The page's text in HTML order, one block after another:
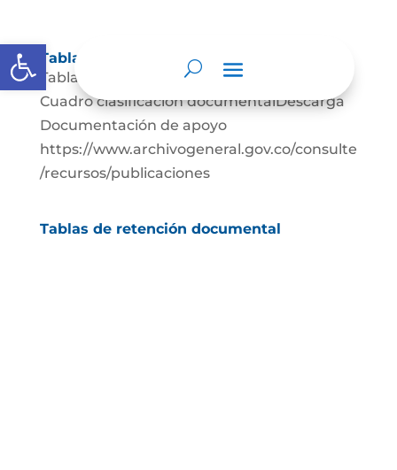
Abrir barra de herramientas
Tablas de retención documental
Tablas de Retención documental Descarga
Cuadro clasificación documentalDescarga
Documentación de apoyo
https://www.archivogeneral.gov.co/consulte
/recursos/publicaciones
Tablas de retención documental